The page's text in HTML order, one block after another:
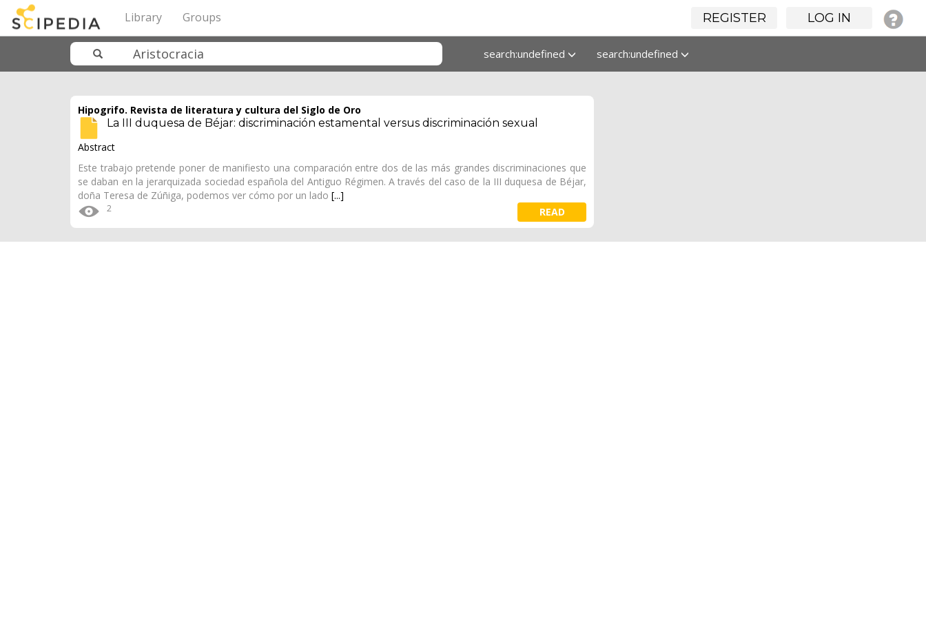
REGISTER LOG IN
Library Groups
search:undefined search:undefined
Hipogrifo. Revista de literatura y cultura del Siglo de Oro
La III duquesa de Béjar: discriminación estamental versus discriminación sexual
Abstract
Este trabajo pretende poner de manifiesto una comparación entre dos de las más grandes discriminaciones que
se daban en la jerarquizada sociedad española del Antiguo Régimen. A través del caso de la III duquesa de Béjar,
doña Teresa de Zúñiga, podemos ver cómo por un lado [...]
2 READ